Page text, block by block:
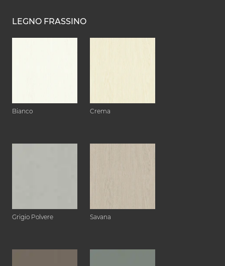
LEGNO FRASSINO
Bianco Crema
Grigio Polvere Savana